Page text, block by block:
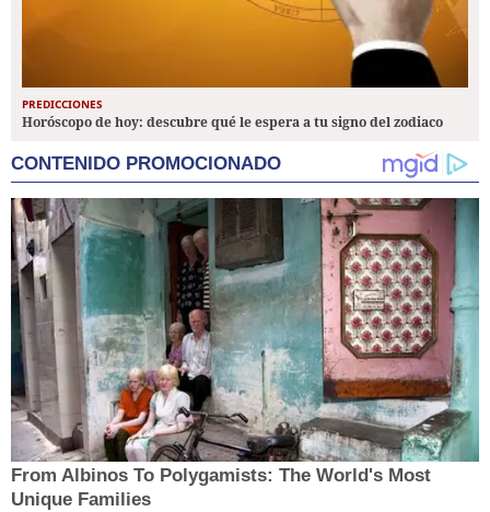
PREDICCIONES
Horóscopo de hoy: descubre qué le espera a tu signo del zodiaco
CONTENIDO PROMOCIONADO
From Albinos To Polygamists: The World's Most
Unique Families